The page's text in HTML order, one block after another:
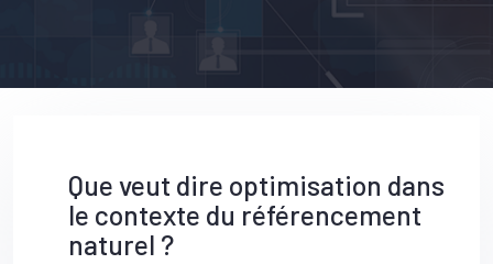
Que veut dire optimisation dans
le contexte du référencement
naturel ?